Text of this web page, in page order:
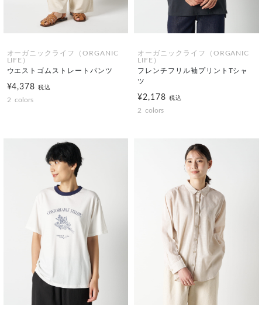
オーガニックライフ（ORGANIC
LIFE）
ウエストゴムストレートパンツ
¥4,378税込
2 colors
オーガニックライフ（ORGANIC
LIFE）
フレンチフリル袖プリントTシャ
ツ
¥2,178 税込
2 colors